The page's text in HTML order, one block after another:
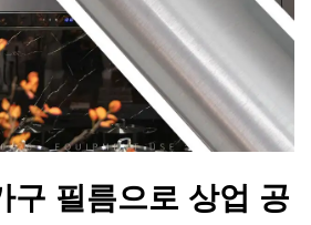
필름으로 상업 공